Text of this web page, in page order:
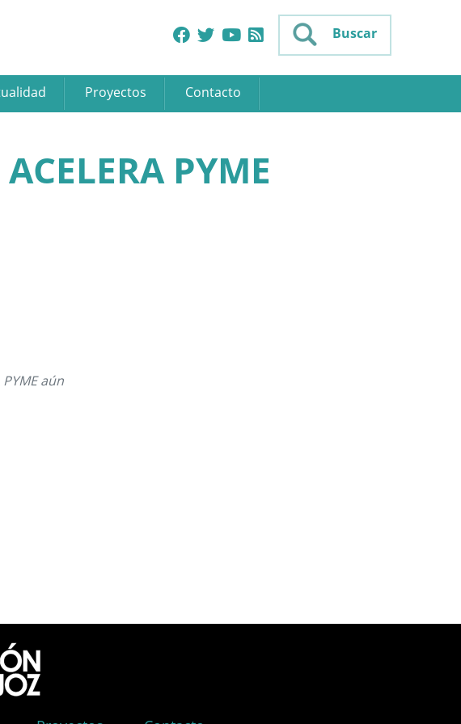
Buscar
Proyectos Contacto
PYME
aún